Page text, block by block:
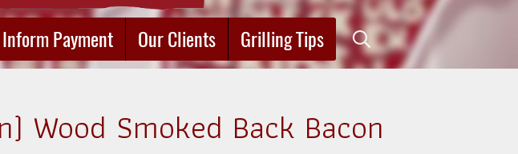
Inform Payment Our Clients Grilling Tips
Wood Smoked Back Bacon